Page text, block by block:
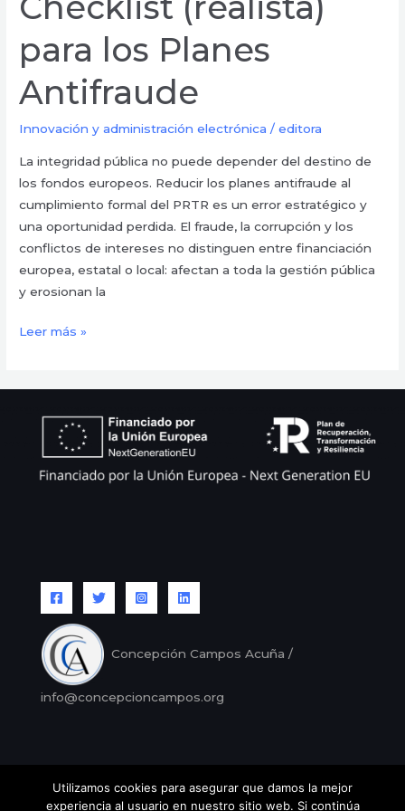
para los Planes
Antifraude
Innovación y administración electrónica /editora
La integridad pública no puede depender del destino de
los fondos europeos. Reducir los planes antifraude al
cumplimiento formal del PRTR es un error estratégico y
una oportunidad perdida. El fraude, la corrupción y los
conflictos de intereses no distinguen entre financiación
europea, estatal o local: afectan a toda la gestión pública
y erosionan la
Leer más »
Concepción Campos Acuña /
info@concepcioncampos.org
Copyright © Concepción Campos |Aviso legal Política
Utilizamos cookies para asegurar que damos la mejor
experiencia al usuario en nuestro sitio web. Si continúa